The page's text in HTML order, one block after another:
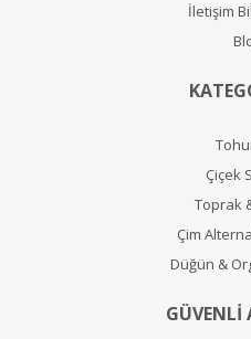
İletişim
Çiçek
Toprak
Çim
Düğün &
GÜVENLİ